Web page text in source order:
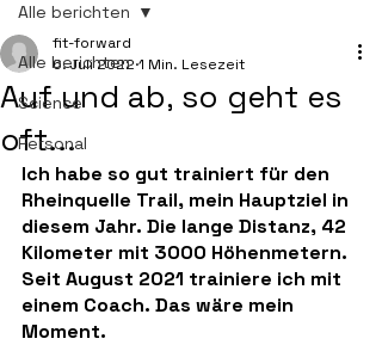
Alle berichten
Science
Personal
Alle berichten
Auf und ab, so geht es
oft...
fit-forward
6. Juli 2022 1 Min. Lesezeit
Ich habe so gut trainiert für den
Rheinquelle Trail, mein Hauptziel in
diesem Jahr. Die lange Distanz, 42
Kilometer mit 3000 Höhenmetern.
Seit August 2021 trainiere ich mit
einem Coach. Das wäre mein
Moment.